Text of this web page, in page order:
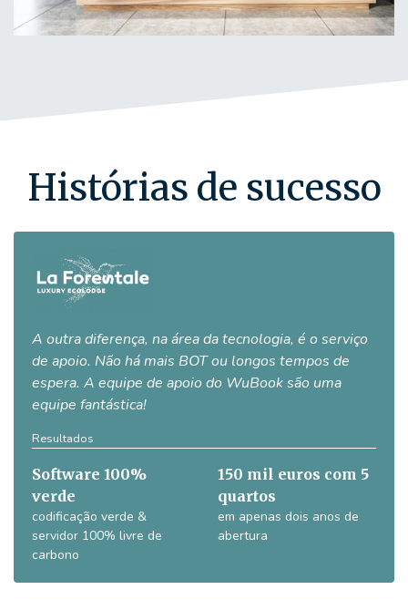
Histórias de sucesso
A outra diferença, na área da tecnologia, é o serviço
de apoio. Não há mais BOT ou longos tempos de
espera. A equipe de apoio do WuBook são uma
equipe fantástica!
Resultados
Software 100%
verde
codificação verde &
servidor 100% livre de
carbono
150 mil euros com 5
quartos
em apenas dois anos de
abertura